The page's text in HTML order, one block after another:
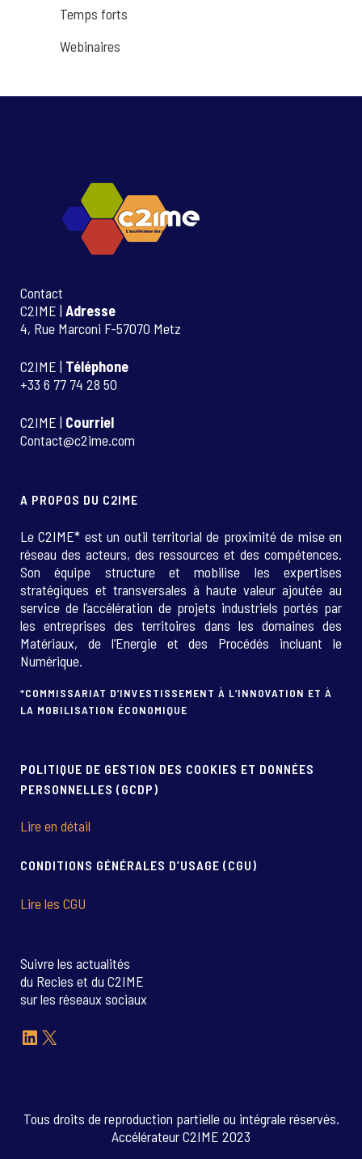
Temps forts
Webinaires
Contact
C2IME | Adresse
4, Rue Marconi F-57070 Metz
C2IME | Téléphone
+33 6 77 74 28 50
C2IME | Courriel
Contact@c2ime.com
A PROPOS DU C2IME
Le C2IME* est un outil territorial de proximité de mise en
réseau des acteurs, des ressources et des compétences.
Son équipe structure et mobilise les expertises
stratégiques et transversales à haute valeur ajoutée au
service de l’accélération de projets industriels portés par
les entreprises des territoires dans les domaines des
Matériaux, de l’Energie et des Procédés incluant le
Numérique.
*COMMISSARIAT D’INVESTISSEMENT À L’INNOVATION ET À
LA MOBILISATION ÉCONOMIQUE
POLITIQUE DE GESTION DES COOKIES ET DONNÉES
PERSONNELLES (GCDP)
Lire en détail
CONDITIONS GÉNÉRALES D’USAGE (CGU)
Lire les CGU
Suivre les actualités
du Recies et du C2IME
sur les réseaux sociaux
LinkedIn
X
Tous droits de reproduction partielle ou intégrale réservés.
Accélérateur C2IME 2023